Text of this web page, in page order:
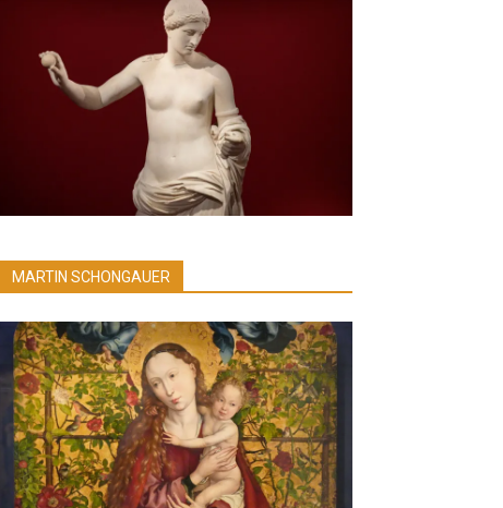
MARTIN SCHONGAUER